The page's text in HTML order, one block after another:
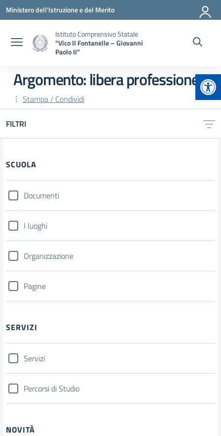
Vai ai contenuti
Vai al menu di navigazione
Vai al footer
Ministero dell'Istruzione e del Merito
Istituto Comprensivo Statale
"Vico II Fontanelle – Giovanni
Paolo II"
Argomento: libera professione
Stampa / Condividi
FILTRI
Filtri
SCUOLA
Documenti
I luoghi
Organizzazione
Pagine
SERVIZI
Servizi
Percorsi di Studio
NOVITÀ